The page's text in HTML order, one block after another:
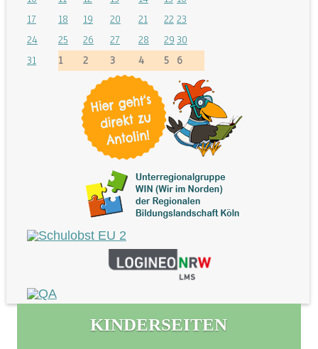
17
18 19 20 21 22 23
24
25 26 27 28 29 30
31
1 2 3 4 5 6
KINDERSEITEN